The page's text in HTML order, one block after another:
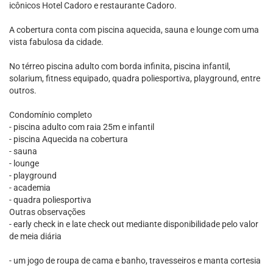
icônicos Hotel Cadoro e restaurante Cadoro.
A cobertura conta com piscina aquecida, sauna e lounge com uma
vista fabulosa da cidade.
No térreo piscina adulto com borda infinita, piscina infantil,
solarium, fitness equipado, quadra poliesportiva, playground, entre
outros.
Condomínio completo
- piscina adulto com raia 25m e infantil
- piscina Aquecida na cobertura
- sauna
- lounge
- playground
- academia
- quadra poliesportiva
Outras observações
- early check in e late check out mediante disponibilidade pelo valor
de meia diária
- um jogo de roupa de cama e banho, travesseiros e manta cortesia